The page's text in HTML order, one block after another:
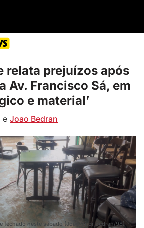
relata prejuízos após
Av. Francisco Sá, em
e material’
e Joao Bedran
fechado neste sábado (João Vitor Bedran/98)